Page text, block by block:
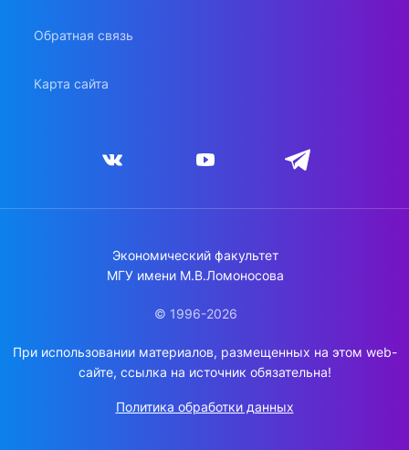
Обратная связь
Карта сайта
Экономический факультет
МГУ имени М.В.Ломоносова
© 1996-2026
При использовании материалов, размещенных на этом web-
сайте, ссылка на источник обязательна!
Политика обработки данных